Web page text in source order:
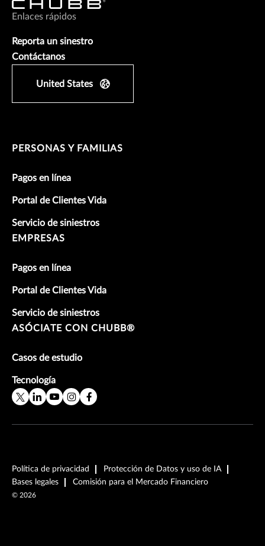
Enlaces rápidos
Reporta un sinestro
Contáctanos
United States
PERSONAS Y FAMILIAS
Pagos en línea
Portal de Clientes Vida
Servicio de siniestros
EMPRESAS
Pagos en línea
Portal de Clientes Vida
Servicio de siniestros
ASÓCIATE CON CHUBB®
Casos de estudio
Tecnología
Política de privacidad
Protección de Datos y uso de IA
Bases legales
Comisión para el Mercado Financiero
© 2026